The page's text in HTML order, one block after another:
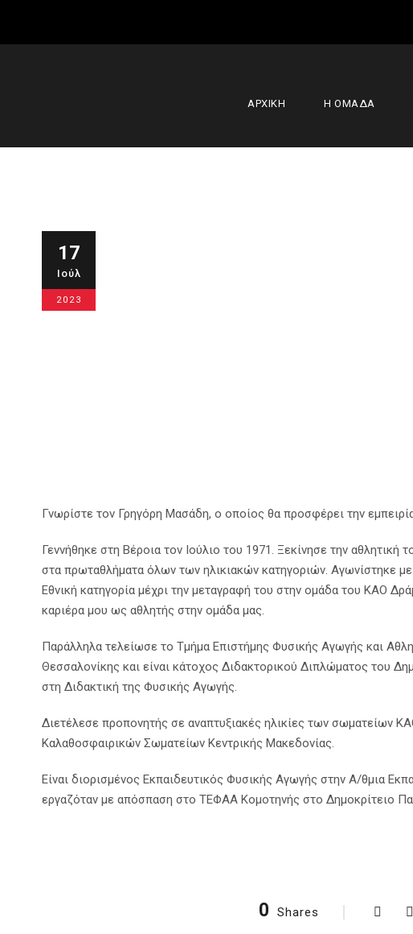
ΑΡΧΙΚΗ Η ΟΜΑΔΑ
17
Ιούλ
2023
Γνωρίστε τον Γρηγόρη Μασάδη, ο οποίος θα προσφέρει την
Γεννήθηκε στη Βέροια τον Ιούλιο του 1971. Ξεκίνησε την αθλητική
στα πρωταθλήματα όλων των ηλικιακών κατηγοριών. Αγωνίστηκε με
Εθνική κατηγορία μέχρι την μεταγραφή του στην ομάδα του ΚΑΟ
καριέρα μου ως αθλητής στην ομάδα μας.
Παράλληλα τελείωσε το Τμήμα Επιστήμης Φυσικής Αγωγής και
Θεσσαλονίκης και είναι κάτοχος Διδακτορικού Διπλώματος του
στη Διδακτική της Φυσικής Αγωγής.
Διετέλεσε προπονητής σε αναπτυξιακές ηλικίες των σωματείων
Καλαθοσφαιρικών Σωματείων Κεντρικής Μακεδονίας.
Είναι διορισμένος Εκπαιδευτικός Φυσικής Αγωγής στην Α/θμια
εργαζόταν με απόσπαση στο ΤΕΦΑΑ Κομοτηνής στο Δημοκρίτειο
0 Shares